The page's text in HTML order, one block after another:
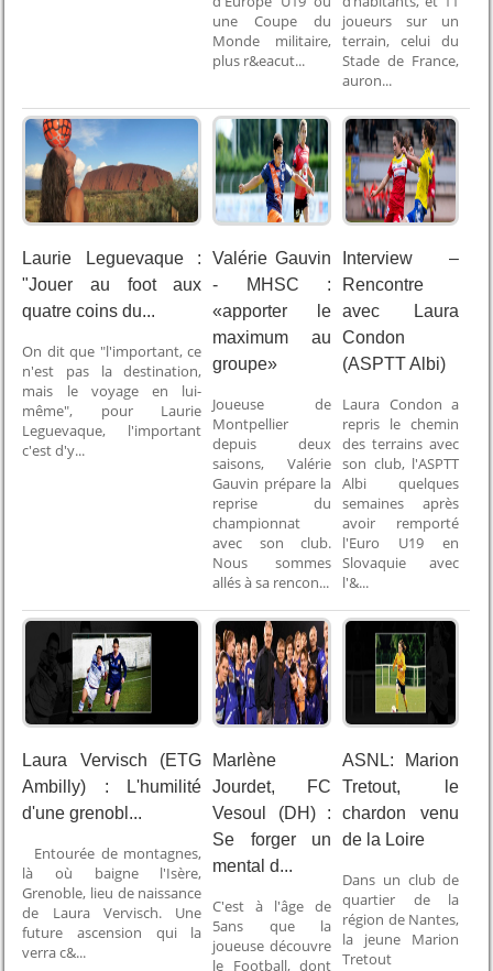
une Coupe du
Monde militaire,
plus r&eacut...
joueurs sur un
terrain, celui du
Stade de France,
auron...
Laurie Leguevaque :
"Jouer au foot aux
quatre coins du...
On dit que "l'important, ce
n'est pas la destination,
mais le voyage en lui-
même", pour Laurie
Leguevaque, l'important
c'est d'y...
Valérie Gauvin
- MHSC :
«apporter le
maximum au
groupe»
Joueuse de
Montpellier
depuis deux
saisons, Valérie
Gauvin prépare la
reprise du
championnat
avec son club.
Nous sommes
allés à sa rencon...
Interview –
Rencontre
avec Laura
Condon
(ASPTT Albi)
Laura Condon a
repris le chemin
des terrains avec
son club, l'ASPTT
Albi quelques
semaines après
avoir remporté
l'Euro U19 en
Slovaquie avec
l'&...
Laura Vervisch (ETG
Ambilly) : L'humilité
d'une grenobl...
Entourée de montagnes,
là où baigne l'Isère,
Grenoble, lieu de naissance
de Laura Vervisch. Une
future ascension qui la
verra c&...
Marlène
Jourdet, FC
Vesoul (DH) :
Se forger un
mental d...
C'est à l'âge de
5ans que la
joueuse découvre
le Football, dont
ASNL: Marion
Tretout, le
chardon venu
de la Loire
Dans un club de
quartier de la
région de Nantes,
la jeune Marion
Tretout